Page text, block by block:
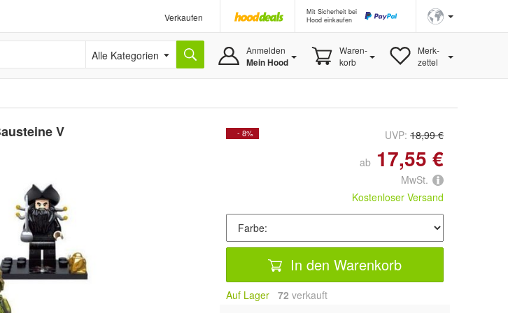
Verkaufen
Mit Sicherheit bei
Hood einkaufen
Alle Kategorien Anmelden
Mein Hood
Waren-
korb
Merk-
zettel
V - 8% UVP: 18,99 €
ab 17,55 €
MwSt.
Kostenloser Versand
In den Warenkorb
Auf Lager 72 verkauft